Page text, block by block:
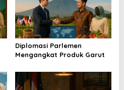
Diplomasi Parlemen
Mengangkat Produk Garut